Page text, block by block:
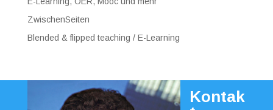
ZwischenSeiten
Blended & flipped teaching / E-Learning
Kontak